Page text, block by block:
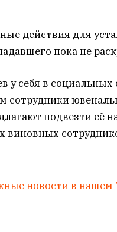
действия для
пока не
у себя в социальных
сотрудники
подвезти её
виновных
новости в нашем